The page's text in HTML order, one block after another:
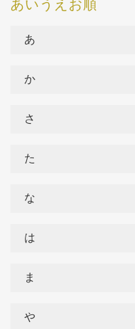
あ
か
さ
た
な
は
ま
や